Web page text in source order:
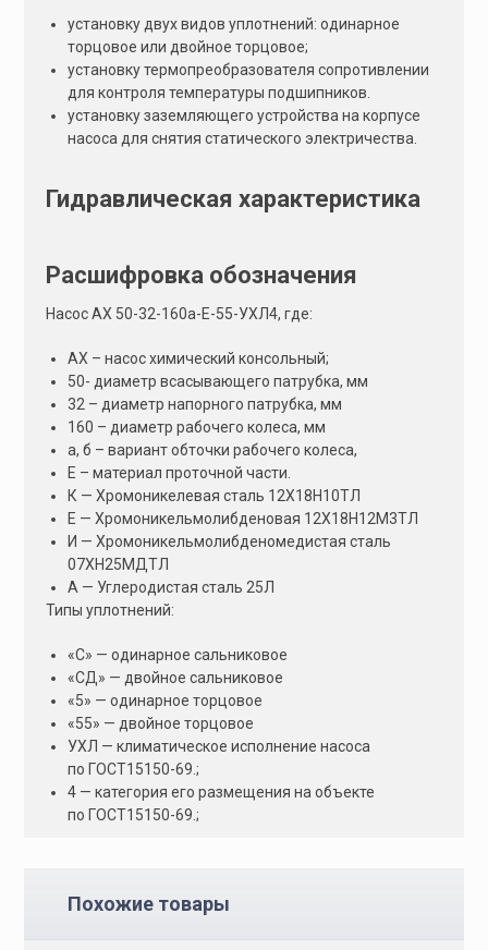
установку двух видов уплотнений: одинарное
торцовое или двойное торцовое;
установку термопреобразователя сопротивлении
для контроля температуры подшипников.
установку заземляющего устройства на корпусе
насоса для снятия статического электричества.
Гидравлическая характеристика
Расшифровка обозначения
Насос АХ 50-32-160а-Е-55-УХЛ4, где:
АХ – насос химический консольный;
50- диаметр всасывающего патрубка, мм
32 – диаметр напорного патрубка, мм
160 – диаметр рабочего колеса, мм
а, б – вариант обточки рабочего колеса,
Е – материал проточной части.
К — Хромоникелевая сталь 12Х18Н10ТЛ
Е — Хромоникельмолибденовая 12Х18Н12М3ТЛ
И — Хромоникельмолибденомедистая сталь
07ХН25МДТЛ
А — Углеродистая сталь 25Л
Типы уплотнений:
«С» — одинарное сальниковое
«СД» — двойное сальниковое
«5» — одинарное торцовое
«55» — двойное торцовое
УХЛ — климатическое исполнение насоса
по ГОСТ15150-69.;
4 — категория его размещения на объекте
по ГОСТ15150-69.;
Похожие товары